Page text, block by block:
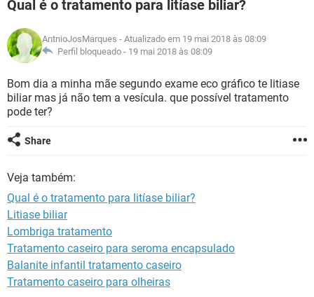
FAMÍLIA
NUTRIÇÃO
BEM-ESTAR
Qual é o tratamento para litíase biliar?
AntnioJosMarques - Atualizado em 19 mai 2018 às 08:09
Perfil bloqueado - 19 mai 2018 às 08:09
Bom dia a minha mãe segundo exame eco gráfico te litiase
biliar mas já não tem a vesícula. que possível tratamento
pode ter?
Share
Veja também:
Qual é o tratamento para litíase biliar?
Litiase biliar
Lombriga tratamento
Tratamento caseiro para seroma encapsulado
Balanite infantil tratamento caseiro
Tratamento caseiro para olheiras